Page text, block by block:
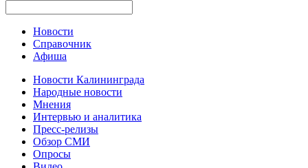
Новости
Справочник
Афиша
Новости Калининграда
Народные новости
Мнения
Интервью и аналитика
Пресс-релизы
Обзор СМИ
Опросы